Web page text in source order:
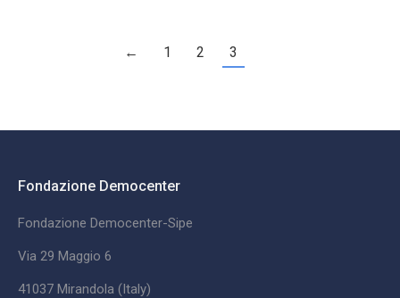
← 1 2 3
Fondazione Democenter
Fondazione Democenter-Sipe
Via 29 Maggio 6
41037 Mirandola (Italy)